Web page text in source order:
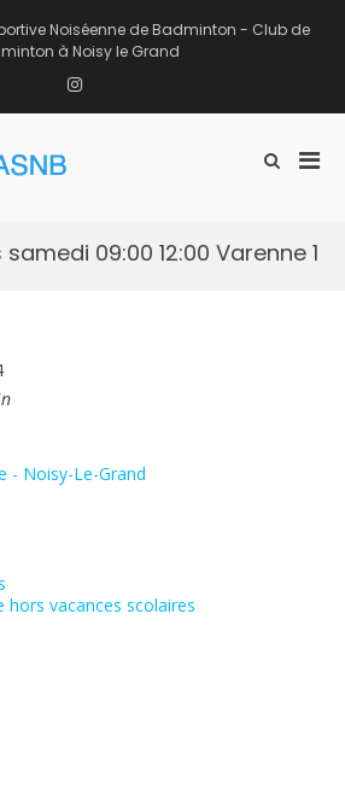
Noiséenne de Badminton - Club de
à Noisy le Grand
Instagram
Afficher
recherche
09:00 12:00 Varenne 1
- Noisy-Le-Grand
hors vacances scolaires